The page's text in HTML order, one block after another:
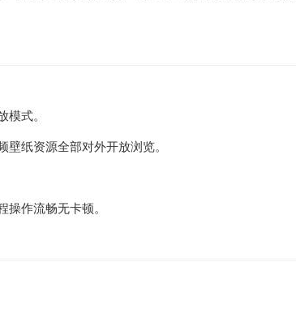
式。
纸资源全部对外开放浏览。
作流畅无卡顿。